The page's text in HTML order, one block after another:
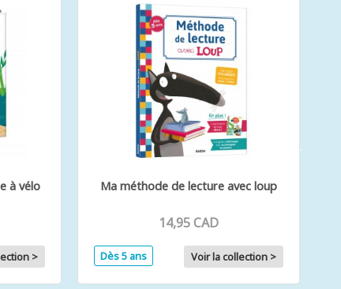
à vélo
>
Ma méthode de lecture avec loup
14,95 CAD
Dès 5 ans Voir la collection >